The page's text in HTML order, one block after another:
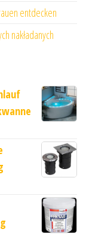
entdecken
nakładanych